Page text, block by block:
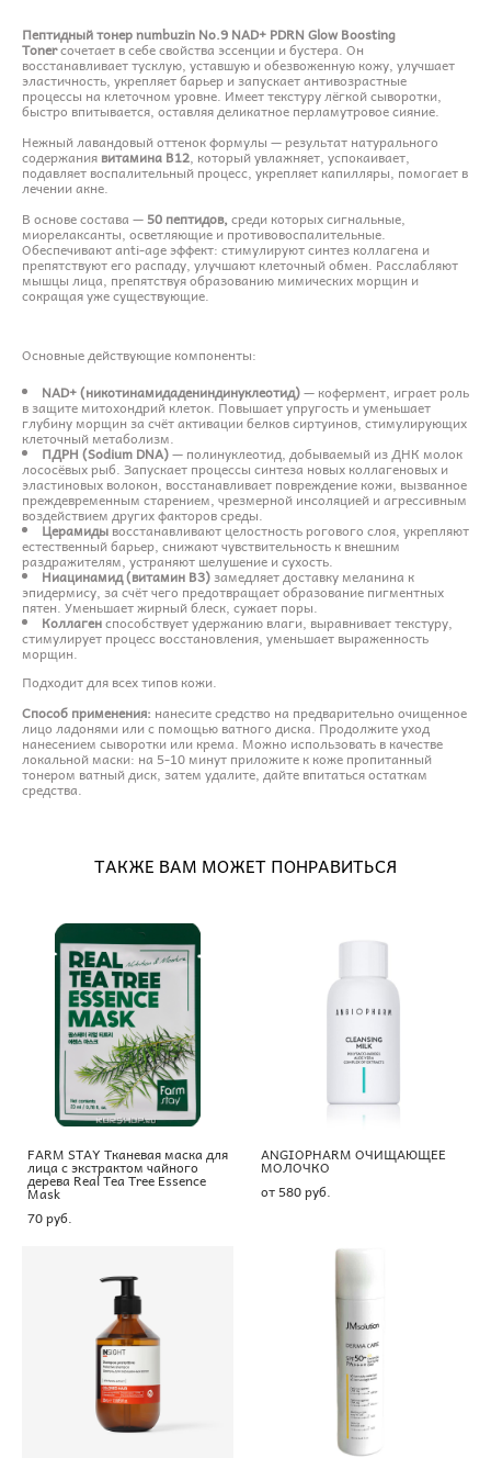
Пептидный тонер numbuzin No.9 NAD+ PDRN Glow Boosting
Tonerсочетает в себе свойства эссенции и бустера. Он
восстанавливает тусклую, уставшую и обезвоженную кожу, улучшает
эластичность, укрепляет барьер и запускает антивозрастные
процессы на клеточном уровне. Имеет текстуру лёгкой сыворотки,
быстро впитывается, оставляя деликатное перламутровое сияние.
Нежный лавандовый оттенок формулы — результат натурального
содержания витамина B12, который увлажняет, успокаивает,
подавляет воспалительный процесс, укрепляет капилляры, помогает в
лечении акне.
В основе состава — 50 пептидов, среди которых сигнальные,
миорелаксанты, осветляющие и противовоспалительные.
Обеспечивают anti-age эффект: стимулируют синтез коллагена и
препятствуют его распаду, улучшают клеточный обмен. Расслабляют
мышцы лица, препятствуя образованию мимических морщин и
сокращая уже существующие.
Основные действующие компоненты:
NAD+ (никотинамидадениндинуклеотид)— кофермент, играет роль
в защите митохондрий клеток. Повышает упругость и уменьшает
глубину морщин за счёт активации белков сиртуинов, стимулирующих
клеточный метаболизм.
ПДРН (Sodium DNA)— полинуклеотид, добываемый из ДНК молок
лососёвых рыб. Запускает процессы синтеза новых коллагеновых и
эластиновых волокон, восстанавливает повреждение кожи, вызванное
преждевременным старением, чрезмерной инсоляцией и агрессивным
воздействием других факторов среды.
Церамидывосстанавливают целостность рогового слоя, укрепляют
естественный барьер, снижают чувствительность к внешним
раздражителям, устраняют шелушение и сухость.
Ниацинамид (витамин B3)замедляет доставку меланина к
эпидермису, за счёт чего предотвращает образование пигментных
пятен. Уменьшает жирный блеск, сужает поры.
Коллагенспособствует удержанию влаги, выравнивает текстуру,
стимулирует процесс восстановления, уменьшает выраженность
морщин.
Подходит для всех типов кожи.
Способ применения: нанесите средство на предварительно очищенное
лицо ладонями или с помощью ватного диска. Продолжите уход
нанесением сыворотки или крема. Можно использовать в качестве
локальной маски: на 5-10 минут приложите к коже пропитанный
тонером ватный диск, затем удалите, дайте впитаться остаткам
средства.
ТАКЖЕ ВАМ МОЖЕТ ПОНРАВИТЬСЯ
FARM STAY Тканевая маска для
лица с экстрактом чайного
дерева Real Tea Tree Essence
Mask
70 pуб.
ANGIOPHARM ОЧИЩАЮЩЕЕ
МОЛОЧКО
от 580 pуб.